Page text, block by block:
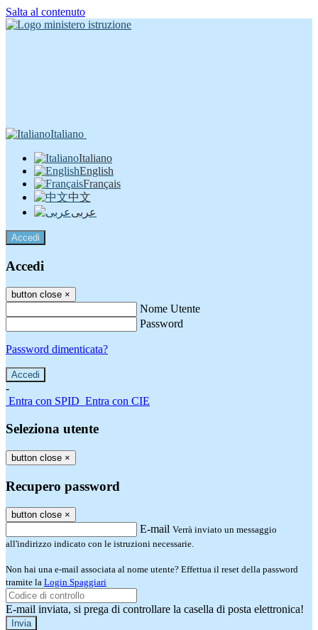
Salta al contenuto
Italiano
Italiano
English
Français
中文
عربى
Accedi
Accedi
button close ×
Nome Utente
Password
Password dimenticata?
-
Entra con SPID Entra con CIE
Seleziona utente
button close ×
Recupero password
button close ×
E-mail Verrà inviato un messaggio
all'indirizzo indicato con le istruzioni necessarie.
Non hai una e-mail associata al nome utente? Effettua il reset della password
tramite la Login Spaggiari
E-mail inviata, si prega di controllare la casella di posta elettronica!